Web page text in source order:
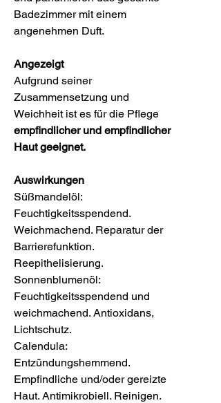
Badezimmer mit einem
angenehmen Duft.
Angezeigt
Aufgrund seiner
Zusammensetzung und
Weichheit ist es für die Pflege
empfindlicher und empfindlicher
Haut geeignet.
Auswirkungen
Süßmandelöl:
Feuchtigkeitsspendend.
Weichmachend. Reparatur der
Barrierefunktion.
Reepithelisierung.
Sonnenblumenöl:
Feuchtigkeitsspendend und
weichmachend. Antioxidans,
Lichtschutz.
Calendula:
Entzündungshemmend.
Empfindliche und/oder gereizte
Haut. Antimikrobiell. Reinigen.